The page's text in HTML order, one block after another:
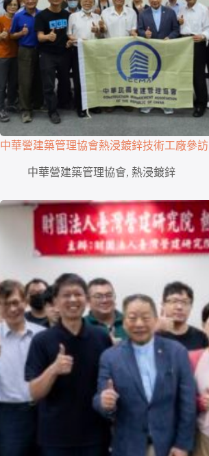
中華營建築管理協會熱浸鍍鋅技術工廠參訪
中華營建築管理協會, 熱浸鍍鋅